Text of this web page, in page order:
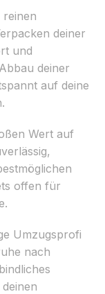
deiner
und
deiner
auf deine
Wert auf
offen für
Umzugsprofi
nach